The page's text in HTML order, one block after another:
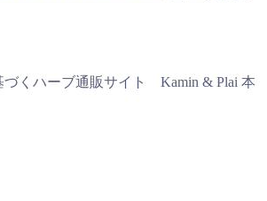
くハーブ通販サイト Kamin & Plai 本